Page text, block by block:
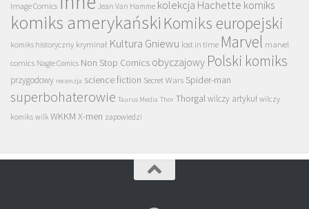
Image Comics
Jean Van Hamme kolekcja Hachette komiks
komiks amerykański Komiks europejski
komiks historyczny kryminał Kultura Gniewu lost in time Marvel marvel
comics Nagle Comics Non Stop Comics obyczajowy Polski komiks
przygodowy recenzja science fiction Secret Wars Spider-man
superbohaterowie Taurus Media Thor Thorgalwilczy artykuł wilczy
komiks wilk WKKM X-men zapowiedzi